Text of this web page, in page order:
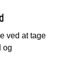
ved at tage
og